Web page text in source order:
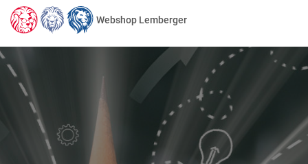
Webshop Lemberger